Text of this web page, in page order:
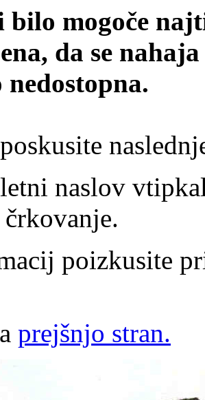
bilo mogoče
da se
naslov
poizkusite
prejšnjo stran.